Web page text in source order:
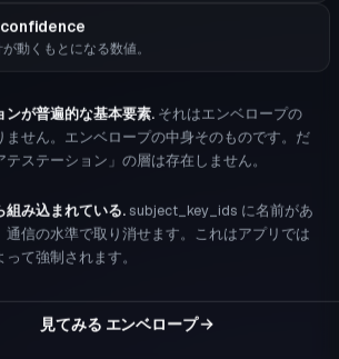
動くもとになる数値。
ンが普遍的な基本要素. それはエンベロープの
ません。エンベロープの中身そのものです。だ
ステーション」の層は存在しません。
組み込まれている. subject_key_ids に名前があ
通信の水準で取り消せます。これはアプリでは
て強制されます。
見てみる エンベロープ